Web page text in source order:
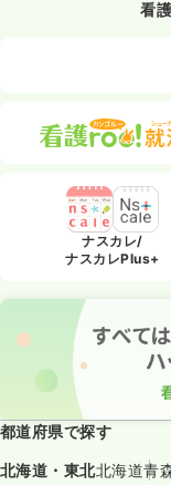
看
ナスカレ/
ナスカレPlus+
都道府県で探す
北海道・東北北海道青